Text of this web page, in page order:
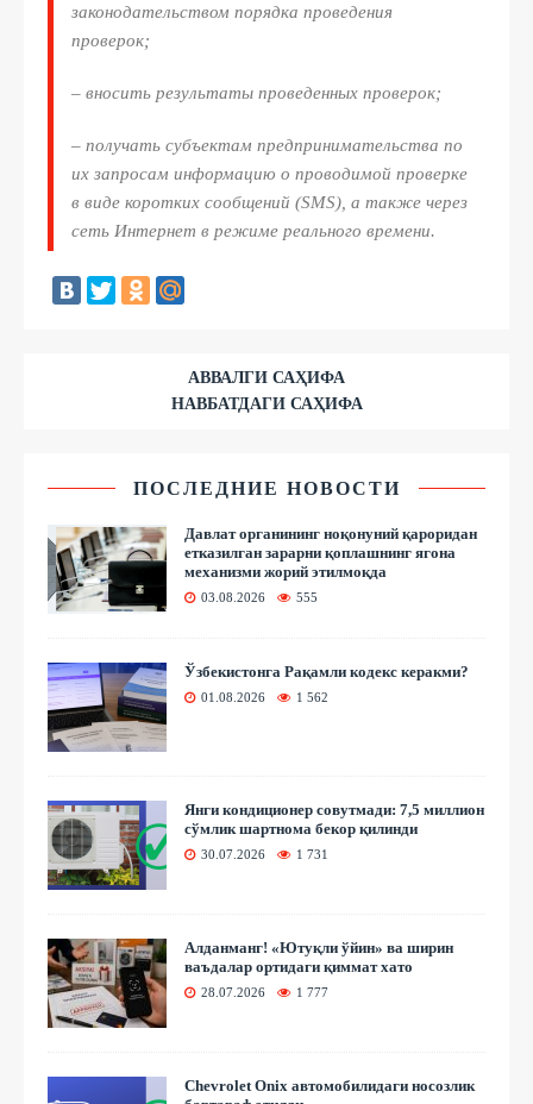
законодательством порядка проведения
проверок;
– вносить результаты проведенных проверок;
– получать субъектам предпринимательства по
их запросам информацию о проводимой проверке
в виде коротких сообщений (SMS), а также через
сеть Интернет в режиме реального времени.
АВВАЛГИ САҲИФА
НАВБАТДАГИ САҲИФА
ПОСЛЕДНИЕ НОВОСТИ
Давлат органининг ноқонуний қароридан
етказилган зарарни қоплашнинг ягона
механизми жорий этилмоқда
03.08.2026 555
Ўзбекистонга Рақамли кодекс керакми?
01.08.2026 1 562
Янги кондиционер совутмади: 7,5 миллион
сўмлик шартнома бекор қилинди
30.07.2026 1 731
Алданманг! «Ютуқли ўйин» ва ширин
ваъдалар ортидаги қиммат хато
28.07.2026 1 777
Chevrolet Onix автомобилидаги носозлик